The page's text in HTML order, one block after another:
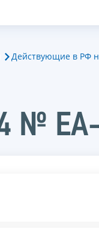
Действующие в РФ
№